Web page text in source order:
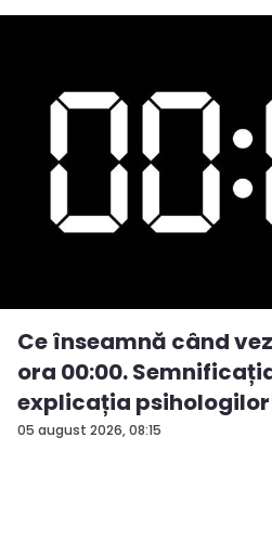
05 august 2026, 08:15
Ce înseamnă când
ora 00:00.
explicația psihologilor